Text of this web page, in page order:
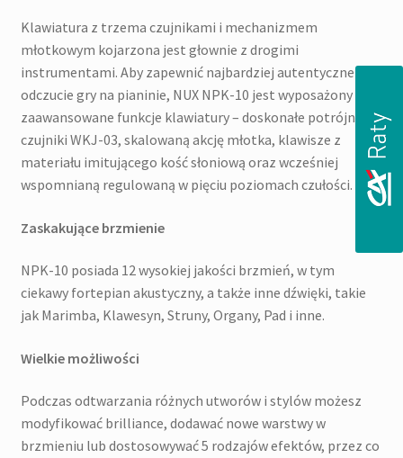
Klawiatura z trzema czujnikami i mechanizmem
młotkowym kojarzona jest głownie z drogimi
instrumentami. Aby zapewnić najbardziej autentyczne
odczucie gry na pianinie, NUX NPK-10 jest wyposażony w
zaawansowane funkcje klawiatury – doskonałe potrójne
czujniki WKJ-03, skalowaną akcję młotka, klawisze z
materiału imitującego kość słoniową oraz wcześniej
wspomnianą regulowaną w pięciu poziomach czułości.
Zaskakujące brzmienie
NPK-10 posiada 12 wysokiej jakości brzmień, w tym
ciekawy fortepian akustyczny, a także inne dźwięki, takie
jak Marimba, Klawesyn, Struny, Organy, Pad i inne.
Wielkie możliwości
Podczas odtwarzania różnych utworów i stylów możesz
modyfikować brilliance, dodawać nowe warstwy w
brzmieniu lub dostosowywać 5 rodzajów efektów, przez co